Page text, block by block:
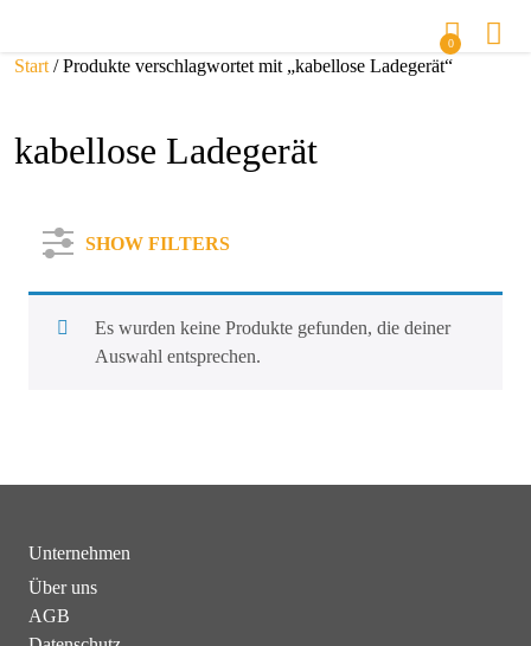
0
Start / Produkte verschlagwortet mit „kabellose Ladegerät“
kabellose Ladegerät
SHOW FILTERS
Es wurden keine Produkte gefunden, die deiner
Auswahl entsprechen.
Unternehmen
Über uns
AGB